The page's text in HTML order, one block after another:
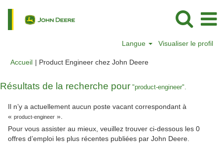
Langue Visualiser le profil
Accueil | Product Engineer chez John Deere(page
Résultats de la recherche pour "product-engineer".
Il n’y a actuellement aucun poste vacant correspondant à
« product-engineer ».
Pour vous assister au mieux, veuillez trouver ci-dessous les 0
offres d’emploi les plus récentes publiées par John Deere.